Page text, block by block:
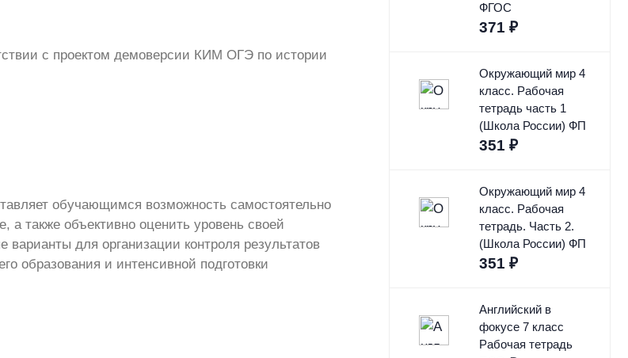
с проектом демоверсии КИМ ОГЭ по истории
обучающимся возможность самостоятельно
а также объективно оценить уровень своей
варианты для организации контроля результатов
образования и интенсивной подготовки
ФГОС
371 ₽
Окружающий мир 4
класс. Рабочая
тетрадь часть 1
(Школа России) ФП
351 ₽
Окружающий мир 4
класс. Рабочая
тетрадь. Часть 2.
(Школа России) ФП
351 ₽
Английский в
фокусе 7 класс
Рабочая тетрадь